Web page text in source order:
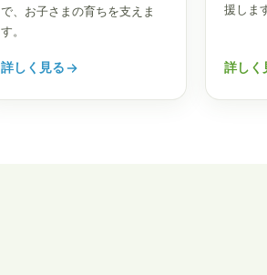
で、お子さまの育ちを支えま
す。
詳しく見る
援しま
詳しく